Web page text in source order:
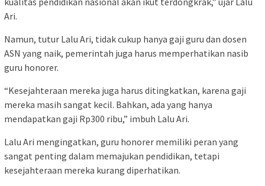
Ari.
Namun, tutur Lalu Ari, tidak cukup hanya gaji guru dan dosen
ASN yang naik, pemerintah juga harus memperhatikan nasib
guru honorer.
“Kesejahteraan mereka juga harus ditingkatkan, karena gaji
mereka masih sangat kecil. Bahkan, ada yang hanya
mendapatkan gaji Rp300 ribu,” imbuh Lalu Ari.
Lalu Ari mengingatkan, guru honorer memiliki peran yang
sangat penting dalam memajukan pendidikan, tetapi
kesejahteraan mereka kurang diperhatikan.